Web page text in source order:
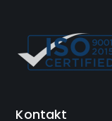
Kontakt